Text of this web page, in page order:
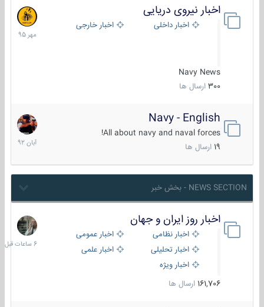
اخبار نیروی دریایی
اخبار داخلی اخبار خارجی
Navy News
300 ارسال ها
27
مهر
1395
Navy - English
All about navy and naval forces!
ارسال ها
22
آبان
1392
NEWS SECTION - بخش خبر
اخبار روز ایران و جهان
اخبار نظامی
اخبار عمومی
اخبار تحلیلی
اخبار علمی
اخبار ویژه
161,706 ارسال ها
6
ساعات
قبل